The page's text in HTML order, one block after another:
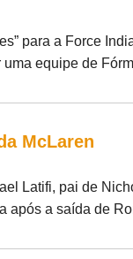
para a Force
equipe de
McLaren
Latifi, pai de
após a saída de